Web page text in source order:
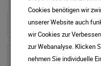
zur Startseite
NEWS & MEDIA
Cookies benötigen wir
unserer Website auch
wir Cookies zur
zur Webanalyse. Klicken
nehmen Sie individuelle